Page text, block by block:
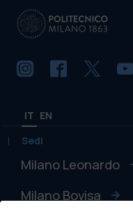
IT EN
Sedi
Milano Leonardo
Milano Bovisa